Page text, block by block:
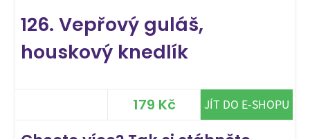
126. Vepřový guláš,
houskový knedlík
179 Kč JÍT DO E-SHOPU